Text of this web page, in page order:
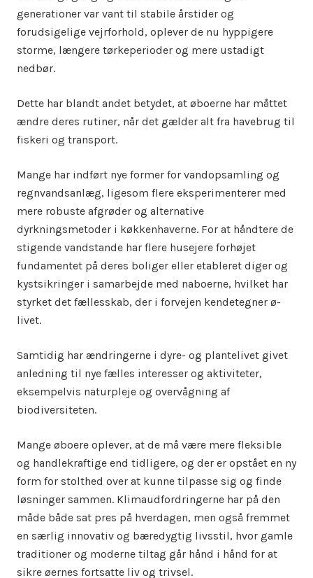
generationer var vant til stabile årstider og
forudsigelige vejrforhold, oplever de nu hyppigere
storme, længere tørkeperioder og mere ustadigt
nedbør.
Dette har blandt andet betydet, at øboerne har måttet
ændre deres rutiner, når det gælder alt fra havebrug til
fiskeri og transport.
Mange har indført nye former for vandopsamling og
regnvandsanlæg, ligesom flere eksperimenterer med
mere robuste afgrøder og alternative
dyrkningsmetoder i køkkenhaverne. For at håndtere de
stigende vandstande har flere husejere forhøjet
fundamentet på deres boliger eller etableret diger og
kystsikringer i samarbejde med naboerne, hvilket har
styrket det fællesskab, der i forvejen kendetegner ø-
livet.
Samtidig har ændringerne i dyre- og plantelivet givet
anledning til nye fælles interesser og aktiviteter,
eksempelvis naturpleje og overvågning af
biodiversiteten.
Mange øboere oplever, at de må være mere fleksible
og handlekraftige end tidligere, og der er opstået en ny
form for stolthed over at kunne tilpasse sig og finde
løsninger sammen. Klimaudfordringerne har på den
måde både sat pres på hverdagen, men også fremmet
en særlig innovativ og bæredygtig livsstil, hvor gamle
traditioner og moderne tiltag går hånd i hånd for at
sikre øernes fortsatte liv og trivsel.